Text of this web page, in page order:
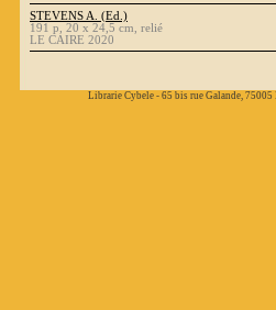
STEVENS A. (Ed.)
191 p, 20 x 24,5 cm, relié
LE CAIRE 2020
Librarie Cybele - 65 bis rue Galande,